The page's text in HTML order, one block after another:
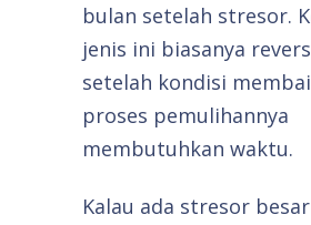
bulan setelah stresor.
jenis ini biasanya
setelah kondisi
proses pemulihannya
membutuhkan waktu.
Kalau ada stresor